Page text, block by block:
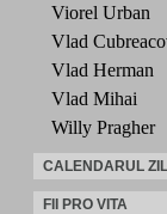
Viorel Urban
Vlad
Vlad Herman
Vlad Mihai
Willy Pragher
CALENDARUL
FII PRO VITA